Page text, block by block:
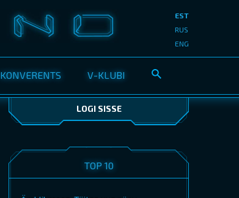
KONVERENTS V-KLUBI
EST
RUS
ENG
LOGI SISSE
TOP 10